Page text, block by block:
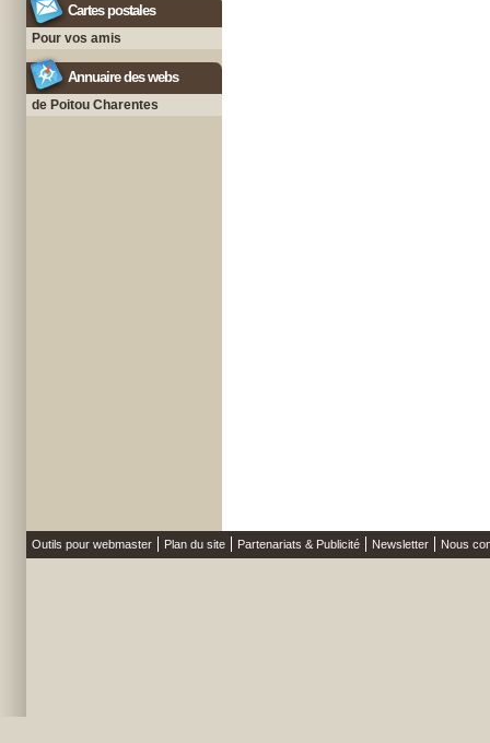
Cartes postales
Pour vos amis
Annuaire des webs
de Poitou Charentes
Outils pour webmaster Plan du site Partenariats & Publicité Newsletter Nous